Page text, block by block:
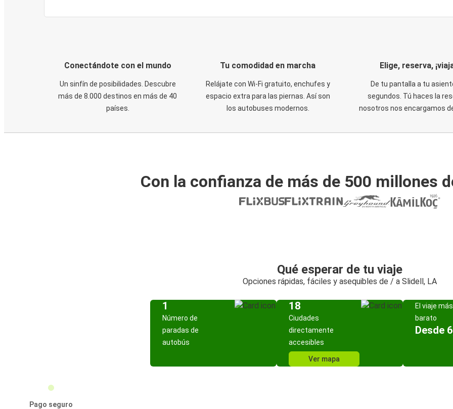
Conectándote con el mundo
Un sinfín de posibilidades. Descubre
más de 8.000 destinos en más de 40
países.
Tu comodidad en marcha
Relájate con Wi-Fi gratuito, enchufes y
espacio extra para las piernas. Así son
los autobuses modernos.
Elige, reserva,
De tu pantalla a tu
segundos. Tú haces la
nosotros nos encargamos
Con la confianza de más de 500 millones
Qué esperar de tu viaje
Opciones rápidas, fáciles y asequibles de / a Slidell, LA
1
Número de
paradas de
autobús
18
Ciudades
directamente
accesibles
Ver mapa
El viaje más
barato
Desde
Pago seguro